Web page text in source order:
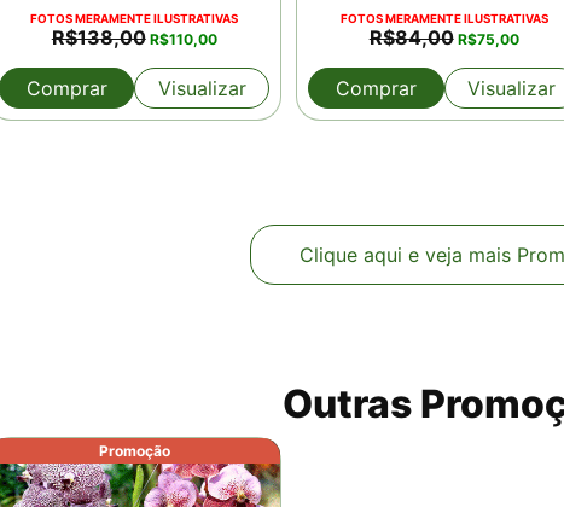
FOTOS MERAMENTE ILUSTRATIVAS
R$138,00 O
preço
original
era:
R$138,00.
R$110,00O
atual
é:
R$110,00.
Comprar Visualizar
FOTOS MERAMENTE ILUSTRATIVAS
R$84,00 O
preço
original
era:
R$84,00.
R$75,00O
atual
é:
Comprar Visualizar
Clique aqui e veja mais
Outras
Promoção